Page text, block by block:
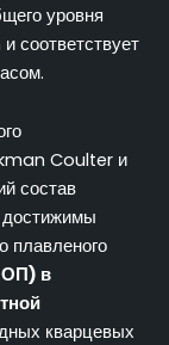
уровня
соответствует
Coulter и
состав
достижимы
плавленого
в
кварцевых